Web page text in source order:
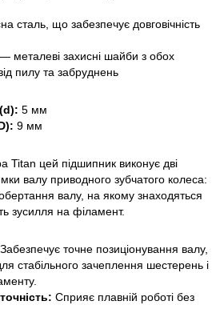
сталь, що забезпечує довговічність
металеві захисні шайби з обох
пилу та забруднень
5 мм
9 мм
Titan цей підшипник виконує дві
валу приводного зубчатого колеса:
валу, на якому знаходяться
зусилля на філамент.
Забезпечує точне позиціонування валу,
стабільного зачеплення шестерень і
Сприяє плавній роботі без